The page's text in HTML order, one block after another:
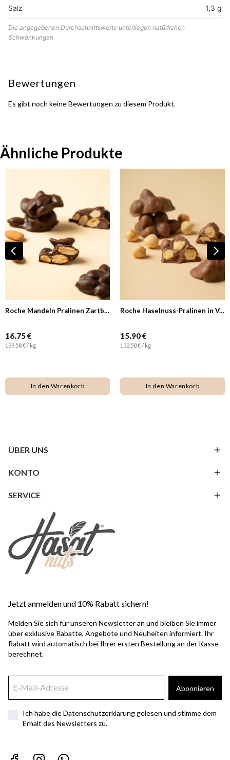
Salz 1,3 g
Die angegebenen Durchschnittswerte unterliegen natürlichen
Schwankungen
Bewertungen
Es gibt noch keine Bewertungen zu diesem Produkt.
Ähnliche Produkte
Roche Mandeln Pralinen Zartbitterschokolade
16,75 €
139,58 € / kg
In den Warenkorb
Roche Haselnuss-Pralinen in Vollmilchschokolade
15,90 €
132,50 € / kg
In den Warenkorb
ÜBER UNS
KONTO
SERVICE
Jetzt anmelden und 10% Rabatt sichern!
Melden Sie sich für unseren Newsletter an und bleiben Sie immer
über exklusive Rabatte, Angebote und Neuheiten informiert. Ihr
Rabatt wird automatisch bei Ihrer ersten Bestellung an der Kasse
berechnet.
Abonnieren
Ich habe die Datenschutzerklärung gelesen und stimme dem
Erhalt des Newsletters zu.